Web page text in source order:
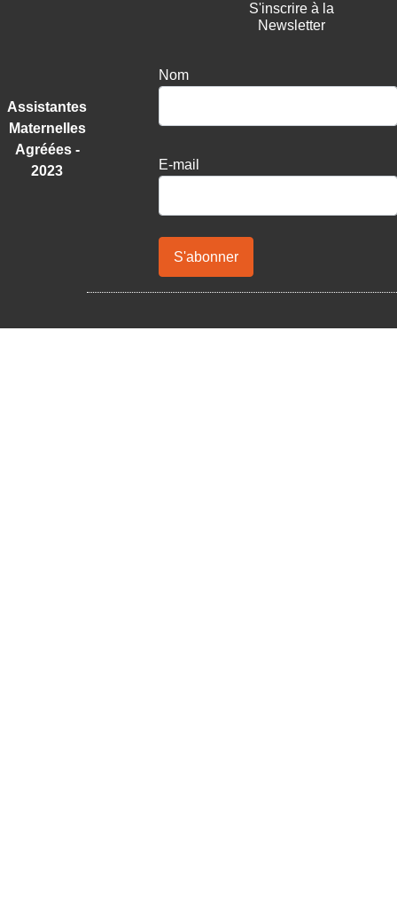
Assistantes
Maternelles
Agréées -
2023
S'inscrire à la
Newsletter
Nom
E-mail
S'abonner